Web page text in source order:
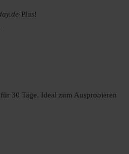
-Plus!
30 Tage. Ideal zum Ausprobieren